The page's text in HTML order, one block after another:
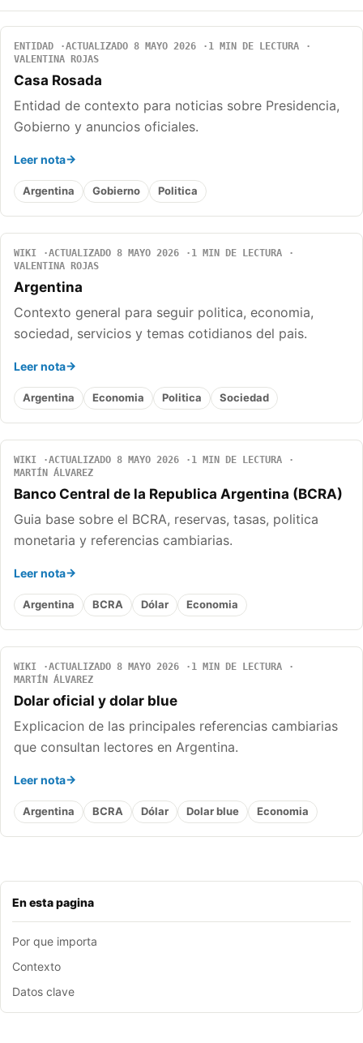
En esta pagina
Por que importa
Contexto
Datos clave
ENTIDAD ACTUALIZADO 8 MAYO 2026
1 MIN DE LECTURA
VALENTINA ROJAS
Casa Rosada
Entidad de contexto para noticias sobre Presidencia,
Gobierno y anuncios oficiales.
Leer nota
Argentina Gobierno Politica
WIKI ACTUALIZADO 8 MAYO 2026
1 MIN DE LECTURA
VALENTINA ROJAS
Argentina
Contexto general para seguir politica, economia,
sociedad, servicios y temas cotidianos del pais.
Leer nota
Argentina Economia Politica Sociedad
WIKI ACTUALIZADO 8 MAYO 2026
1 MIN DE LECTURA
MARTÍN ÁLVAREZ
Banco Central de la Republica Argentina (BCRA)
Guia base sobre el BCRA, reservas, tasas, politica
monetaria y referencias cambiarias.
Leer nota
Argentina BCRA Dólar Economia
WIKI ACTUALIZADO 8 MAYO 2026
1 MIN DE LECTURA
MARTÍN ÁLVAREZ
Dolar oficial y dolar blue
Explicacion de las principales referencias cambiarias
que consultan lectores en Argentina.
Leer nota
Argentina BCRA Dólar Dolar blue Economia